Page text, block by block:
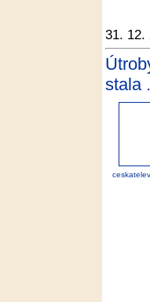
31. 12.
stala